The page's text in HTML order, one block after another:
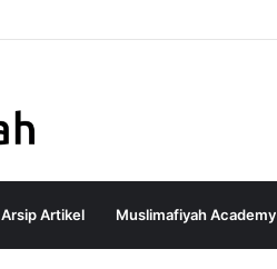
Arsip Artikel Muslimafiyah Academy